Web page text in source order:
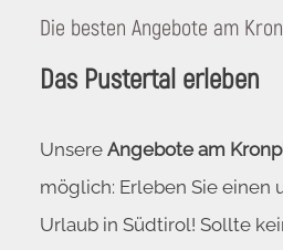
Die besten Angebote am
Das Pustertal erleben
Unsere Angebote am
möglich: Erleben Sie einen
Urlaub in Südtirol! Sollte